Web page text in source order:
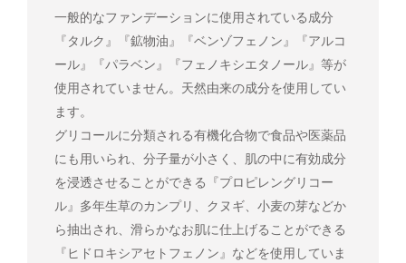
一般的なファンデーションに使用されている成分
『タルク』『鉱物油』『ベンゾフェノン』『アルコ
ール』『パラベン』『フェノキシエタノール』等が
使用されていません。天然由来の成分を使用してい
ます。
グリコールに分類される有機化合物で食品や医薬品
にも用いられ、分子量が小さく、肌の中に有効成分
を浸透させることができる『プロピレングリコー
ル』多年生草のカンプリ、クヌギ、小麦の芽などか
ら抽出され、滑らかなお肌に仕上げることができる
『ヒドロキシアセトフェノン』などを使用していま